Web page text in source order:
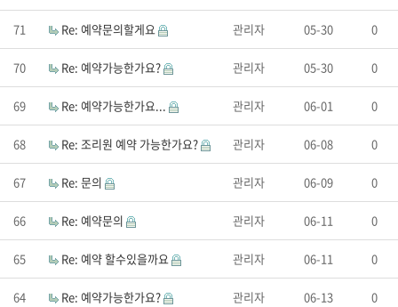
71 Re: 예약문의할게요 관리자 05-30 0
70 Re: 예약가능한가요? 관리자 05-30 0
69 Re: 예약가능한가요... 관리자 06-01 0
68 Re: 조리원 예약 가능한가요? 관리자 06-08 0
67 Re: 문의 관리자 06-09 0
66 Re: 예약문의 관리자 06-11 0
65 Re: 예약 할수있을까요 관리자 06-11 0
64 Re: 예약가능한가요? 관리자 06-13 0